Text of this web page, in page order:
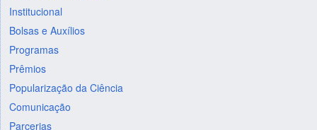
Institucional
Bolsas e Auxílios
Programas
Prêmios
Popularização da Ciência
Comunicação
Parcerias